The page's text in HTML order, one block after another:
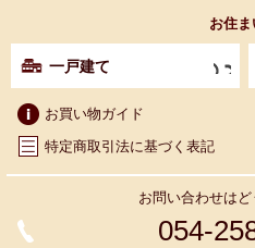
お住ま
一戸建て
お買い物ガイド
特定商取引法に基づく表記
お問い合わせはど
054-